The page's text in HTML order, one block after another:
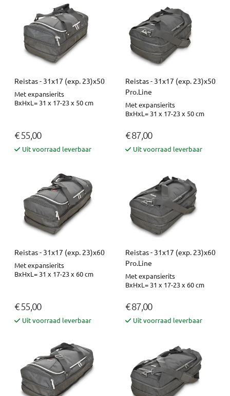
Reistas - 31x17 (exp. 23)x50
Met expansierits
BxHxL= 31 x 17-23 x 50 cm
€ 55,00
Uit voorraad leverbaar
Reistas - 31x17 (exp. 23)x50
Pro.Line
Met expansierits
BxHxL= 31 x 17-23 x 50 cm
€ 87,00
Uit voorraad leverbaar
Reistas - 31x17 (exp. 23)x60
Met expansierits
BxHxL= 31 x 17-23 x 60 cm
€ 55,00
Uit voorraad leverbaar
Reistas - 31x17 (exp. 23)x60
Pro.Line
Met expansierits
BxHxL= 31 x 17-23 x 60 cm
€ 87,00
Uit voorraad leverbaar